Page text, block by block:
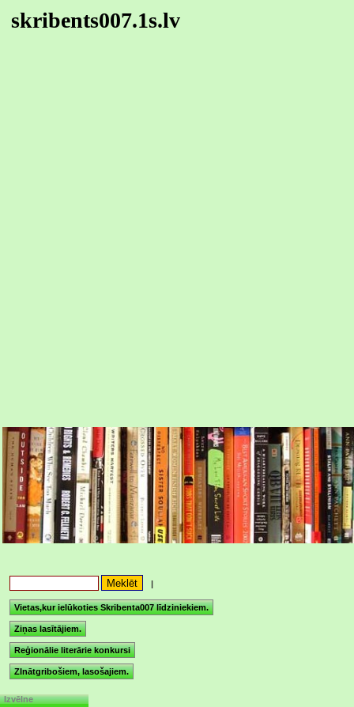
skribents007.1s.lv
|
Vietas,kur ielūkoties Skribenta007 līdziniekiem.
Ziņas lasītājiem.
Reģionālie literārie konkursi
ZInātgribošiem, lasošajiem.
Izvēlne